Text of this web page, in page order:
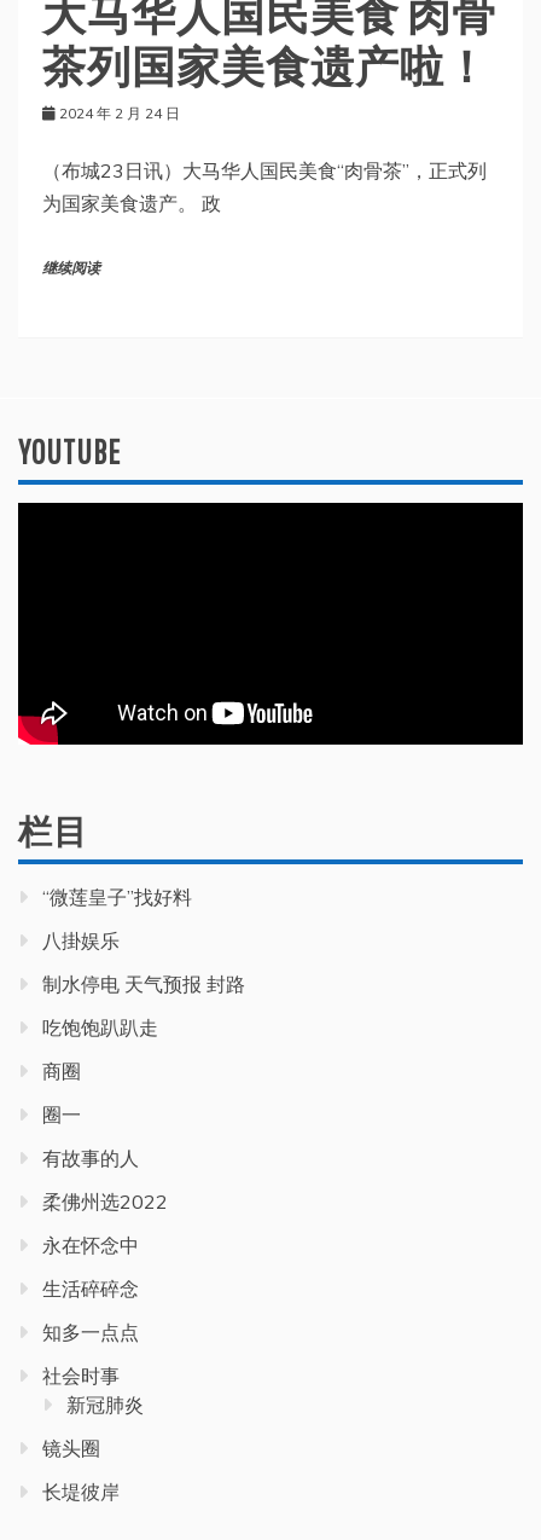
大马华人国民美食 肉骨
茶列国家美食遗产啦！
2024 年 2 月 24 日
（布城23日讯）大马华人国民美食“肉骨茶”，正式列
为国家美食遗产。 政
继续阅读
YOUTUBE
栏目
“微莲皇子”找好料
八掛娱乐
制水停电 天气预报 封路
吃饱饱趴趴走
商圈
圈一
有故事的人
柔佛州选2022
永在怀念中
生活碎碎念
知多一点点
社会时事
新冠肺炎
镜头圈
长堤彼岸